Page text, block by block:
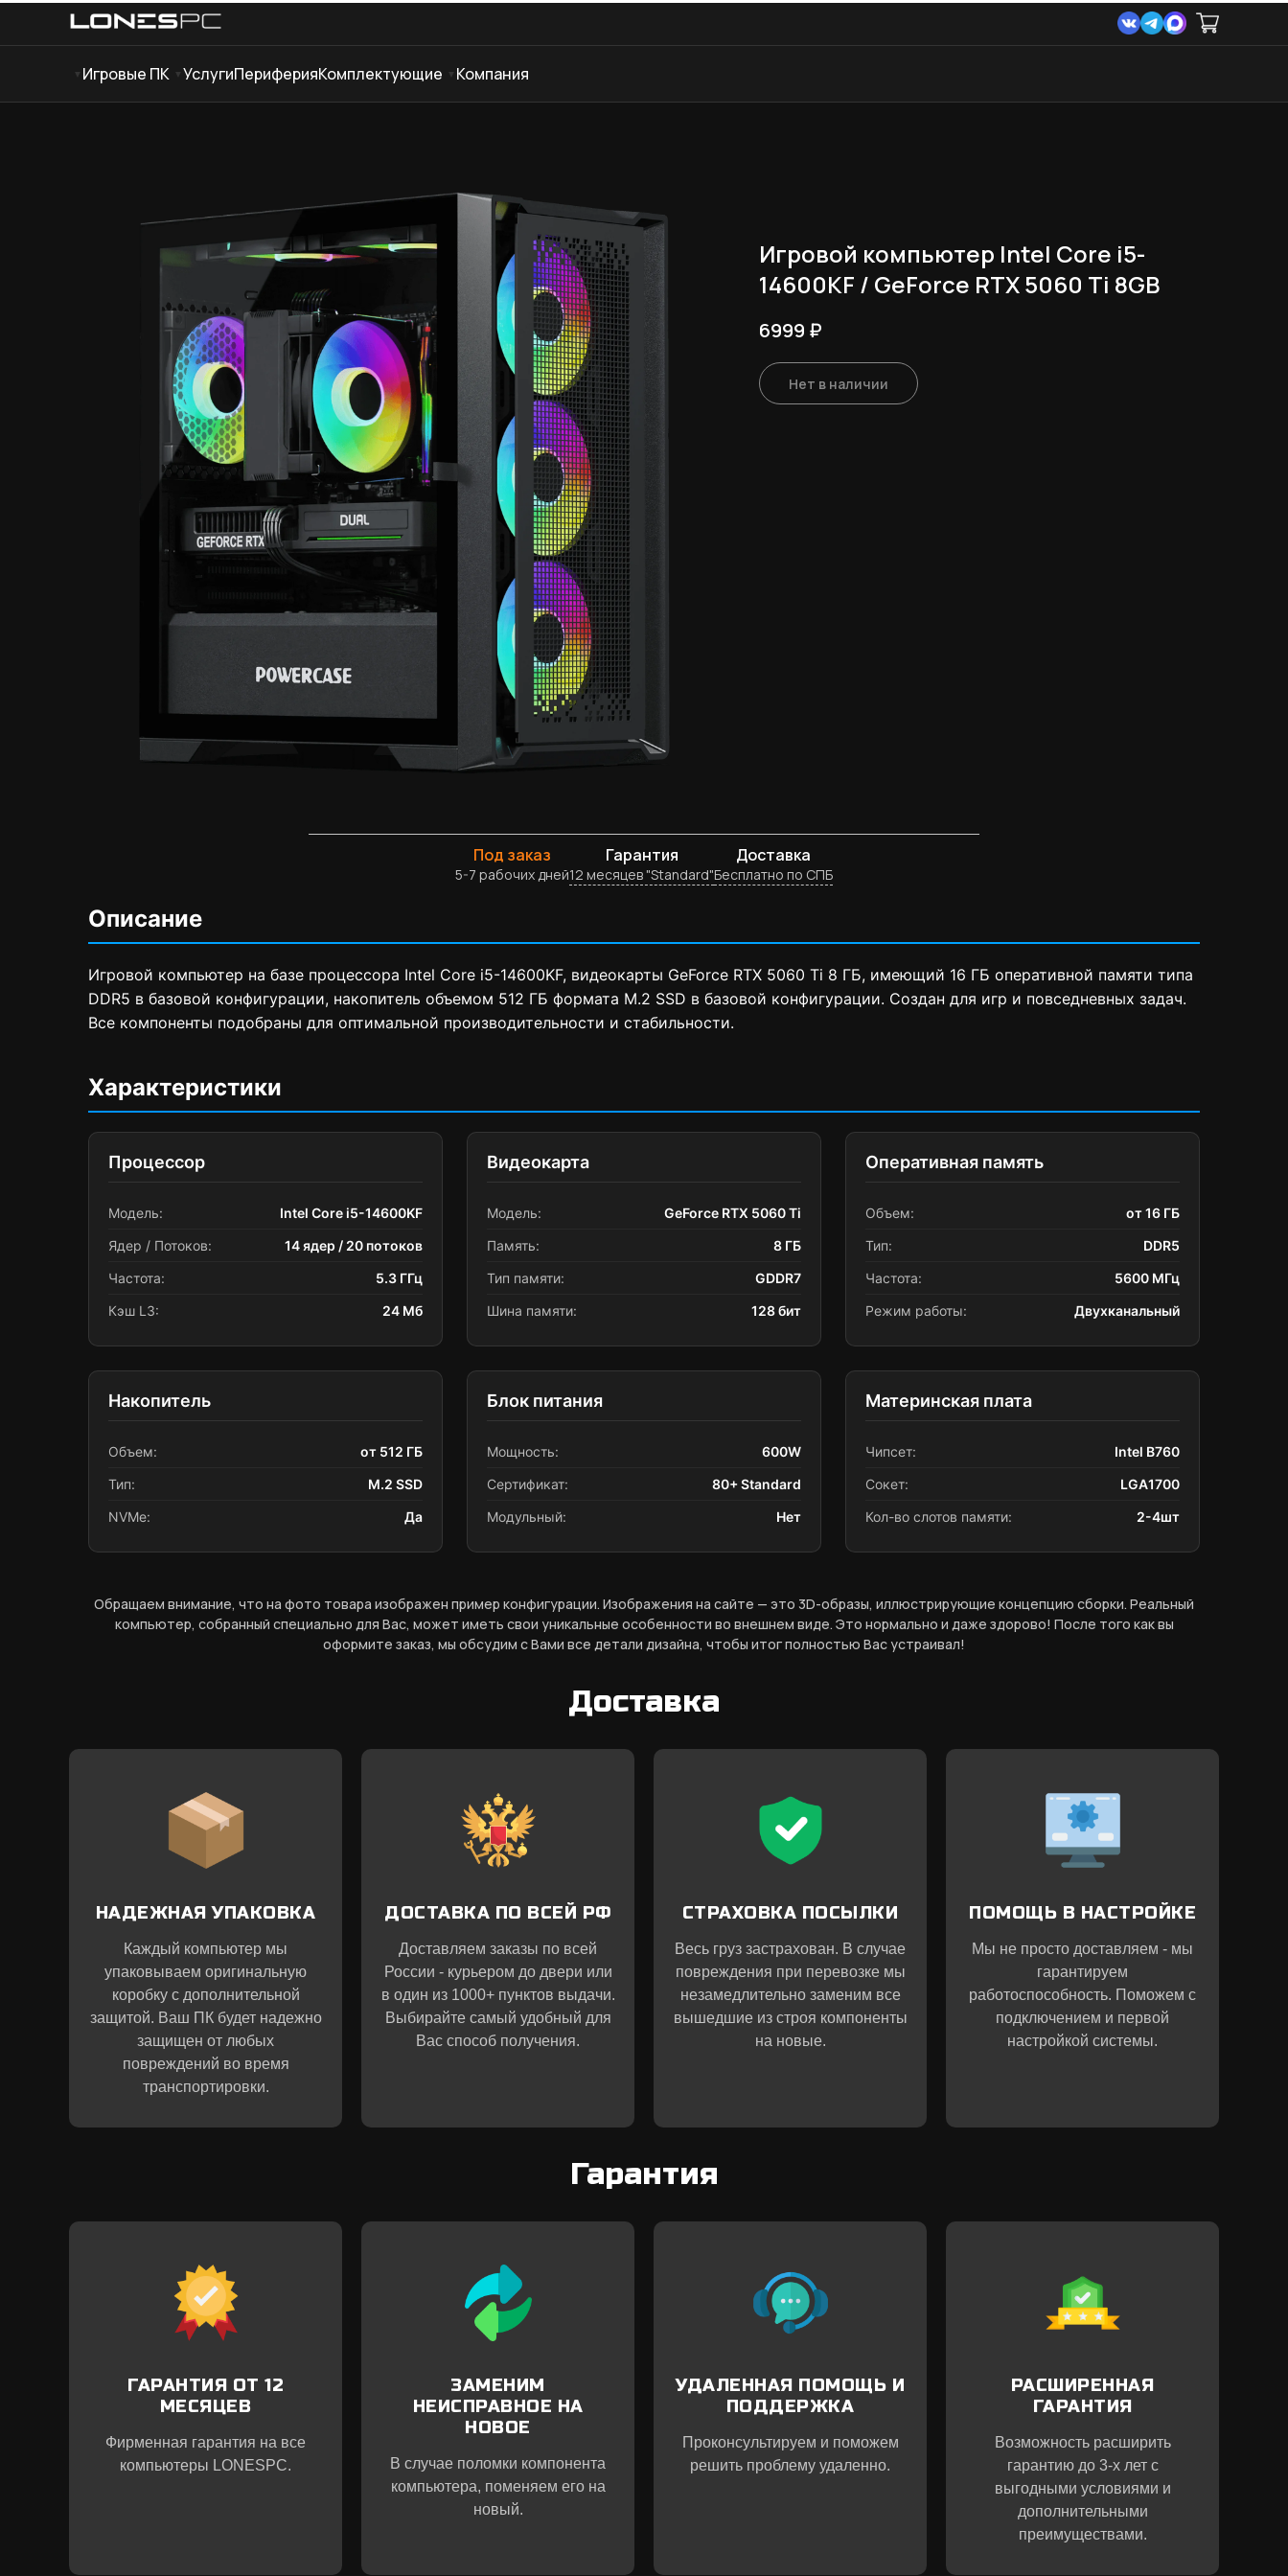
Игровые ПК УслугиПериферияКомплектующие Компания
Игровой компьютер Intel Core i5-
14600KF / GeForce RTX 5060 Ti 8GB
6999 ₽
Нет в наличии
Под заказ
5-7 рабочих дней
Гарантия
12 месяцев "Standard"
Доставка
Бесплатно по СПБ
Описание
Игровой компьютер на базе процессора Intel Core i5-14600KF, видеокарты GeForce RTX 5060 Ti 8 ГБ, имеющий 16 ГБ оперативной памяти типа
DDR5 в базовой конфигурации, накопитель объемом 512 ГБ формата M.2 SSD в базовой конфигурации. Создан для игр и повседневных задач.
Все компоненты подобраны для оптимальной производительности и стабильности.
Характеристики
Процессор
Модель:
Intel Core i5-14600KF
Ядер / Потоков:
14 ядер / 20 потоков
Частота:
5.3 ГГц
Кэш L3:
24 Мб
Видеокарта
Модель:
GeForce RTX 5060 Ti
Память:
8 ГБ
Тип памяти:
GDDR7
Шина памяти:
128 бит
Оперативная память
Объем:
от 16 ГБ
Тип:
DDR5
Частота:
5600 МГц
Режим работы:
Двухканальный
Накопитель
Объем:
от 512 ГБ
Тип:
M.2 SSD
NVMe:
Да
Блок питания
Мощность:
600W
Сертификат:
80+ Standard
Модульный:
Нет
Материнская плата
Чипсет:
Intel B760
Сокет:
LGA1700
Кол-во слотов памяти:
2-4шт
Обращаем внимание, что на фото товара изображен пример конфигурации. Изображения на сайте — это 3D-образы, иллюстрирующие концепцию сборки. Реальный
компьютер, собранный специально для Вас, может иметь свои уникальные особенности во внешнем виде. Это нормально и даже здорово! После того как вы
оформите заказ, мы обсудим с Вами все детали дизайна, чтобы итог полностью Вас устраивал!
Доставка
НАДЕЖНАЯ УПАКОВКА
Каждый компьютер мы
упаковываем оригинальную
коробку с дополнительной
защитой. Ваш ПК будет надежно
защищен от любых
повреждений во время
транспортировки.
ДОСТАВКА ПО ВСЕЙ РФ
Доставляем заказы по всей
России - курьером до двери или
в один из 1000+ пунктов выдачи.
Выбирайте самый удобный для
Вас способ получения.
СТРАХОВКА ПОСЫЛКИ
Весь груз застрахован. В случае
повреждения при перевозке мы
незамедлительно заменим все
вышедшие из строя компоненты
на новые.
ПОМОЩЬ В НАСТРОЙКЕ
Мы не просто доставляем - мы
гарантируем
работоспособность. Поможем с
подключением и первой
настройкой системы.
Гарантия
ГАРАНТИЯ ОТ 12
МЕСЯЦЕВ
Фирменная гарантия на все
компьютеры LONESPC.
ЗАМЕНИМ
НЕИСПРАВНОЕ НА
НОВОЕ
В случае поломки компонента
компьютера, поменяем его на
новый.
УДАЛЕННАЯ ПОМОЩЬ И
ПОДДЕРЖКА
Проконсультируем и поможем
решить проблему удаленно.
РАСШИРЕННАЯ
ГАРАНТИЯ
Возможность расширить
гарантию до 3-х лет с
выгодными условиями и
дополнительными
преимуществами.